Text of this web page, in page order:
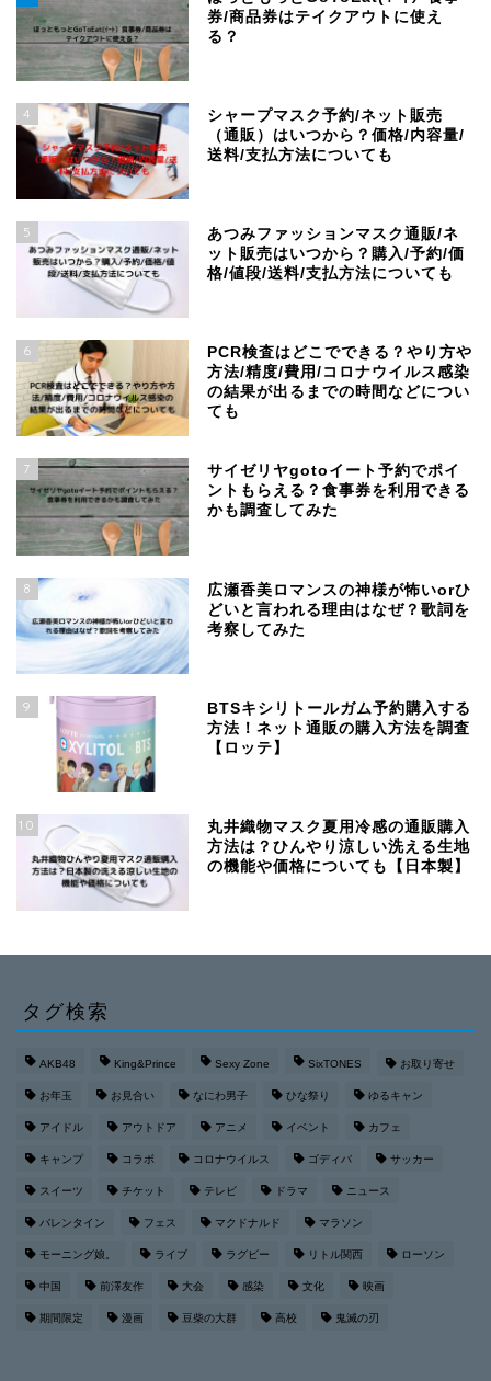
券/商品券はテイクアウトに使え
る？
4
シャープマスク予約/ネット販売
（通販）はいつから？価格/内容量/
送料/支払方法についても
5
あつみファッションマスク通販/ネ
ット販売はいつから？購入/予約/価
格/値段/送料/支払方法についても
6
PCR検査はどこでできる？やり方や
方法/精度/費用/コロナウイルス感染
の結果が出るまでの時間などについ
ても
7
サイゼリヤgotoイート予約でポイ
ントもらえる？食事券を利用できる
かも調査してみた
8
広瀬香美ロマンスの神様が怖いorひ
どいと言われる理由はなぜ？歌詞を
考察してみた
9
BTSキシリトールガム予約購入する
方法！ネット通販の購入方法を調査
【ロッテ】
10
丸井織物マスク夏用冷感の通販購入
方法は？ひんやり涼しい洗える生地
の機能や価格についても【日本製】
タグ検索
AKB48 King&Prince Sexy Zone SixTONES お取り寄せ
お年玉 お見合い なにわ男子 ひな祭り ゆるキャン
アイドル アウトドア アニメ イベント カフェ
キャンプ コラボ コロナウイルス ゴディバ サッカー
スイーツ チケット テレビ ドラマ ニュース
バレンタイン フェス マクドナルド マラソン
モーニング娘。 ライブ ラグビー リトル関西 ローソン
中国 前澤友作 大会 感染 文化 映画
期間限定 漫画 豆柴の大群 高校 鬼滅の刃